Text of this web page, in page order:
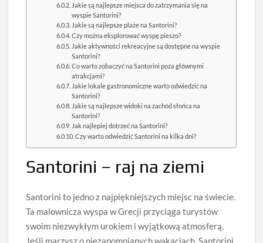
Jakie są najlepsze miejsca do zatrzymania się na
wyspie Santorini?
Jakie są najlepsze plaże na Santorini?
Czy można eksplorować wyspę pieszo?
Jakie aktywności rekreacyjne są dostępne na wyspie
Santorini?
Co warto zobaczyć na Santorini poza głównymi
atrakcjami?
Jakie lokale gastronomiczne warto odwiedzić na
Santorini?
Jakie są najlepsze widoki na zachód słońca na
Santorini?
Jak najlepiej dotrzeć na Santorini?
Czy warto odwiedzić Santorini na kilka dni?
Santorini – raj na ziemi
Santorini to jedno z najpiękniejszych miejsc na świecie.
Ta malownicza wyspa w Grecji przyciąga turystów
swoim niezwykłym urokiem i wyjątkową atmosferą.
Jeśli marzysz o niezapomnianych wakacjach, Santorini